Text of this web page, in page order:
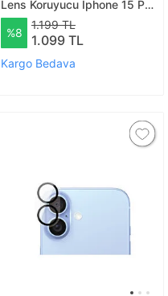
Lens Koruyucu Iphone 15 Pro
Ve Iphone 15 Pro Max -
Şeffaf
%8
1.199 TL
1.099 TL
Kargo Bedava